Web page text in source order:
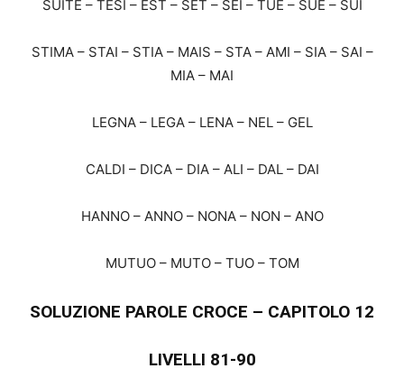
SUITE – TESI – EST – SET – SEI – TUE – SUE – SUI
STIMA – STAI – STIA – MAIS – STA – AMI – SIA – SAI –
MIA – MAI
LEGNA – LEGA – LENA – NEL – GEL
CALDI – DICA – DIA – ALI – DAL – DAI
HANNO – ANNO – NONA – NON – ANO
MUTUO – MUTO – TUO – TOM
SOLUZIONE PAROLE CROCE – CAPITOLO 12
LIVELLI 81-90